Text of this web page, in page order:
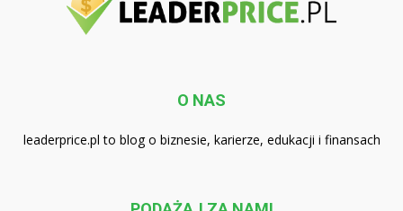
O NAS
leaderprice.pl to blog o biznesie, karierze, edukacji i finansach